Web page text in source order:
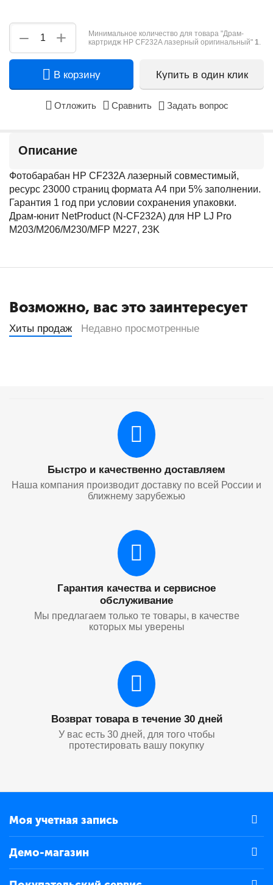
+
−
Минимальное количество для товара "Драм-
картридж HP CF232A лазерный оригинальный" 1.
В корзину Купить в один клик
Отложить Сравнить Задать вопрос
Описание
Фотобарабан HP CF232A лазерный совместимый,
ресурс 23000 страниц формата А4 при 5% заполнении.
Гарантия 1 год при условии сохранения упаковки.
Драм-юнит NetProduct (N-CF232A) для HP LJ Pro
M203/M206/M230/MFP M227, 23K
Возможно, вас это заинтересует
Хиты продаж Недавно просмотренные
Быстро и качественно доставляем
Наша компания производит доставку по всей России и
ближнему зарубежью
Гарантия качества и сервисное
обслуживание
Мы предлагаем только те товары, в качестве
которых мы уверены
Возврат товара в течение 30 дней
У вас есть 30 дней, для того чтобы
протестировать вашу покупку
Моя учетная запись
Демо-магазин